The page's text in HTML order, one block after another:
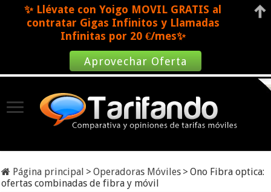
Página principal > Operadoras Móviles > Ono Fibra optica:
ofertas combinadas de fibra y móvil
✨ Llévate con Yoigo MOVIL GRATIS al
contratar Gigas Infinitos y Llamadas
Infinitas por 20 €/mes✨
Aprovechar Oferta